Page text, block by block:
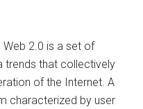
Web 2.0 is a set of
trends that collectively
of the Internet. A
characterized by user